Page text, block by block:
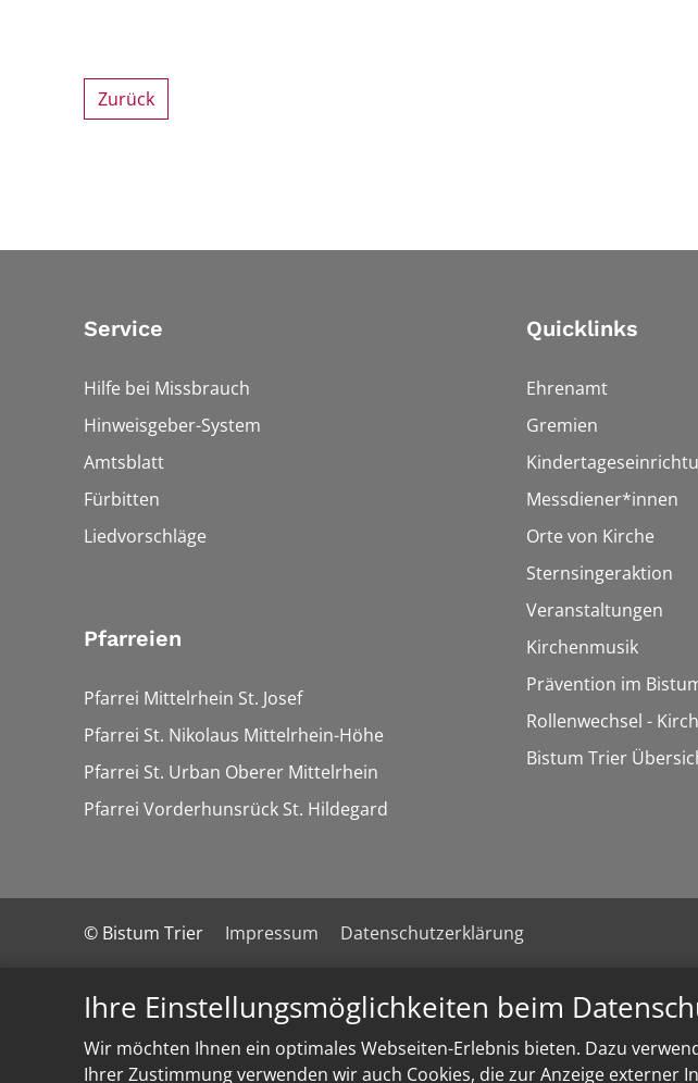
Ihre Einstellungsmöglichkeiten beim
Wir möchten Ihnen ein optimales Webseiten-Erlebnis bieten. Dazu
Ihrer Zustimmung verwenden wir auch Cookies, die zur Anzeige externer
Zurück
Service
Hilfe bei Missbrauch
Hinweisgeber-System
Amtsblatt
Fürbitten
Liedvorschläge
Pfarreien
Pfarrei Mittelrhein St. Josef
Pfarrei St. Nikolaus Mittelrhein-Höhe
Pfarrei St. Urban Oberer Mittelrhein
Pfarrei Vorderhunsrück St. Hildegard
Quicklinks
Ehrenamt
Gremien
Messdiener*innen
Orte von Kirche
Sternsingeraktion
Veranstaltungen
Kirchenmusik
Prävention im
Rollenwechsel -
Bistum Trier
© Bistum Trier Impressum Datenschutzerklärung